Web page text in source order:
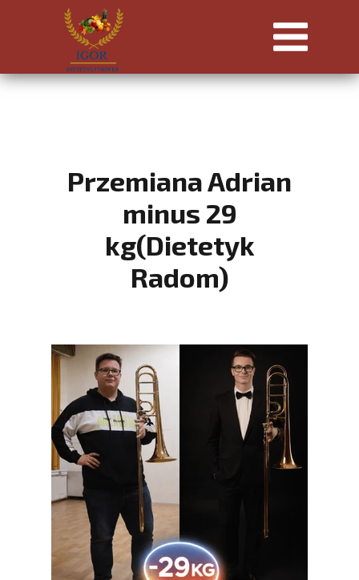
Przemiana Adrian
minus 29
kg(Dietetyk
Radom)